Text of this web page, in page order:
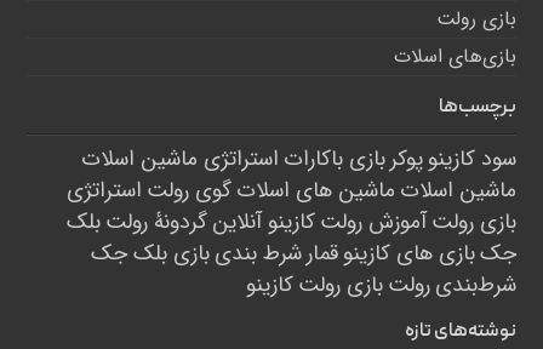
بازی رولت
بازی‌های اسلات
برچسب‌ها
سود کازینوپوکربازی باکارات استراتژی ماشین اسلات
ماشین اسلات ماشین های اسلاتگوی رولت استراتژی
بازی رولتآموزش رولتکازینو آنلاینگردونۀ رولتبلک
جکبازی های کازینوقمارشرط بندیبازی بلک جک
شرط‌بندیرولتبازی رولتکازینو
نوشته‌های تازه